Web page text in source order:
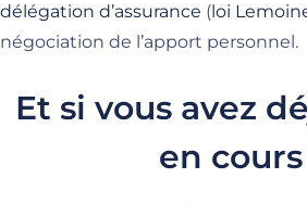
délégation d’assurance (loi
négociation de l’apport personnel.
Et si vous avez
en cours